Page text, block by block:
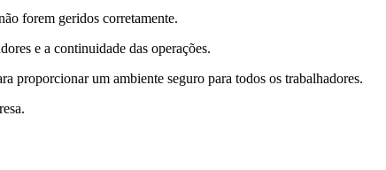
forem geridos corretamente.
e a continuidade das operações.
proporcionar um ambiente seguro para todos os trabalhadores.